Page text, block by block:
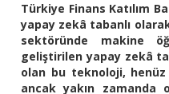
Türkiye Finans Katılım
yapay zekâ tabanlı olarak
sektöründe makine
geliştirilen yapay zekâ
olan bu teknoloji,
ancak yakın